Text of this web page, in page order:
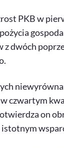
PKB w
z dwóch
czwartym
on